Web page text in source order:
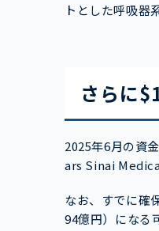
トとした呼吸器
さらに
2025年6月の資
ars Sinai
なお、すでに確
94億円）になる